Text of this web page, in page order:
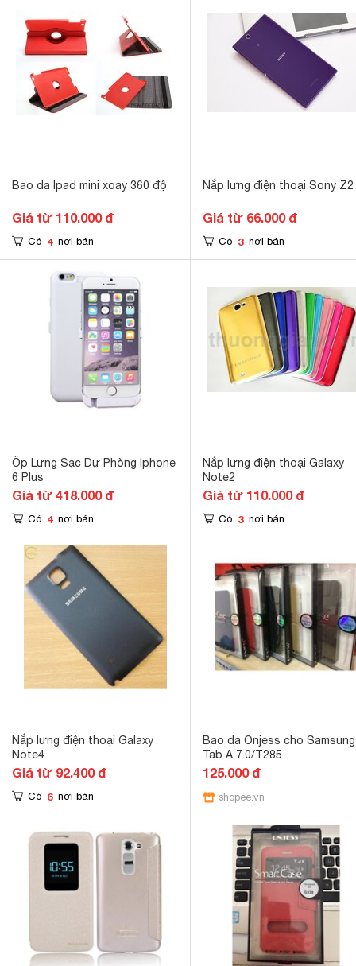
Bao da Ipad mini xoay 360 độ
Giá từ 110.000 đ
Có 4 nơi bán
Nắp lưng điện thoại Sony Z2
Giá từ 66.000 đ
Có 3 nơi bán
Ốp Lưng Sạc Dự Phòng Iphone
6 Plus
Giá từ 418.000 đ
Có 4 nơi bán
Nắp lưng điện thoại Galaxy
Note2
Giá từ 110.000 đ
Có 3 nơi bán
Nắp lưng điện thoại Galaxy
Note4
Giá từ 92.400 đ
Có 6 nơi bán
Bao da Onjess cho Samsung
Tab A 7.0/T285
125.000 đ
shopee.vn